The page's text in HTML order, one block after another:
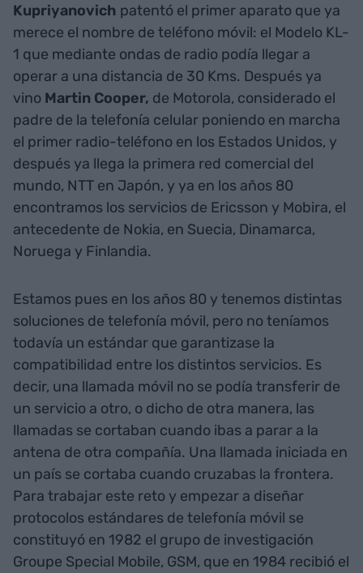
Kupriyanovich patentó el primer aparato que ya
merece el nombre de teléfono móvil: el Modelo KL-
1 que mediante ondas de radio podía llegar a
operar a una distancia de 30 Kms. Después ya
vino Martin Cooper, de Motorola, considerado el
padre de la telefonía celular poniendo en marcha
el primer radio-teléfono en los Estados Unidos, y
después ya llega la primera red comercial del
mundo, NTT en Japón, y ya en los años 80
encontramos los servicios de Ericsson y Mobira, el
antecedente de Nokia, en Suecia, Dinamarca,
Noruega y Finlandia.
Estamos pues en los años 80 y tenemos distintas
soluciones de telefonía móvil, pero no teníamos
todavía un estándar que garantizase la
compatibilidad entre los distintos servicios. Es
decir, una llamada móvil no se podía transferir de
un servicio a otro, o dicho de otra manera, las
llamadas se cortaban cuando ibas a parar a la
antena de otra compañía. Una llamada iniciada en
un país se cortaba cuando cruzabas la frontera.
Para trabajar este reto y empezar a diseñar
protocolos estándares de telefonía móvil se
constituyó en 1982 el grupo de investigación
Groupe Special Mobile, GSM, que en 1984 recibió el